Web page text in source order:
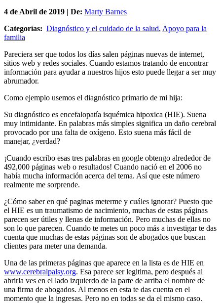
4 de Abril de 2019 | De: Marty Barnes
Categorías: Diagnóstico y el cuidado de la salud, Apoyo para la
familia
Pareciera ser que todos los días salen páginas nuevas de internet,
sitios web y redes sociales. Cuando estamos tratando de encontrar
información para ayudar a nuestros hijos esto puede llegar a ser muy
abrumador.
Como ejemplo usemos el diagnóstico primario de mi hija:
Su diagnóstico es encefalopatía isquémica hipoxica (HIE). Suena
muy intimidante. En palabras más simples significa un daño cerebral
provocado por una falta de oxígeno. Esto suena más fácil de
manejar, ¿verdad?
¡Cuando escribo esas tres palabras en google obtengo alrededor de
492,000 páginas web o resultados! Cuando nació en el 2006 no
había mucha información acerca del tema. Así que este número
realmente me sorprende.
¿Cómo saber en qué paginas meterme y cuáles ignorar? Puesto que
el HIE es un traumatismo de nacimiento, muchas de estas páginas
parecen ser útiles y llenas de información. Pero muchas de ellas no
son lo que parecen. Cuando te metes un poco más a investigar te das
cuenta que muchas de estas páginas son de abogados que buscan
clientes para meter una demanda.
Una de las primeras páginas que aparece en la lista es de HIE en
www.cerebralpalsy.org. Esa parece ser legitima, pero después al
abrirla ves en el lado izquierdo de la parte de arriba el nombre de
una firma de abogados. Al menos en esta te das cuenta en el
momento que la ingresas. Pero no en todas se da el mismo caso.